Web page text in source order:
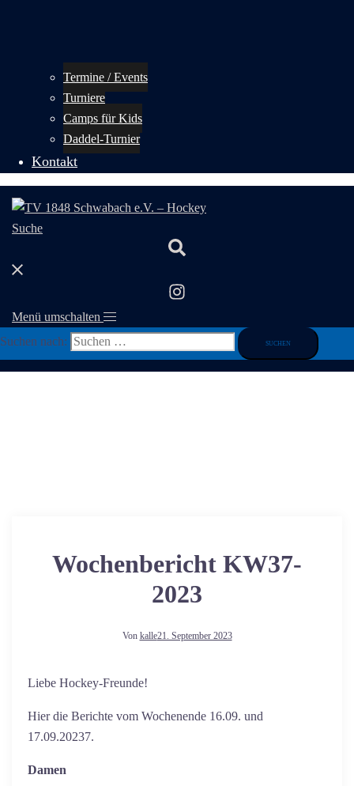
Termine / Events
Turniere
Camps für Kids
Daddel-Turnier
Kontakt
Suche
Menü umschalten
Suchen nach:
Wochenbericht KW37-
2023
Von kalle21. September 2023
Liebe Hockey-Freunde!
Hier die Berichte vom Wochenende 16.09. und
17.09.20237.
Damen